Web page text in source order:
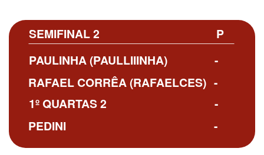
P
SEMIFINAL 2
-
-
PAULINHA (PAULLIIINHA)
RAFAEL CORRÊA (RAFAELCES)
-
-
1º QUARTAS 2
PEDINI